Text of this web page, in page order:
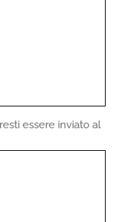
essere inviato al